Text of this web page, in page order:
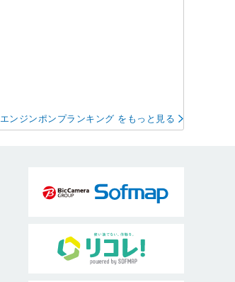
エンジンポンプランキング をもっと見る